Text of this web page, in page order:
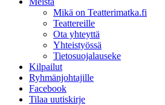
Mikä on Teatterimatka.fi
Teattereille
Ota yhteyttä
Yhteistyössä
Tietosuojalauseke
Kilpailut
Ryhmänjohtajille
Facebook
Tilaa uutiskirje